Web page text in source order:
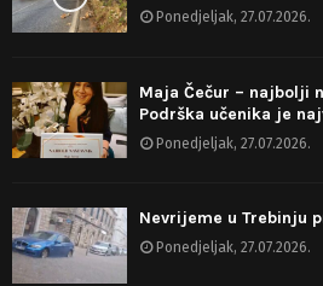
Ponedjeljak, 27.07.2026.
Maja Čečur – najbolji
Podrška učenika je
Ponedjeljak, 27.07.2026.
Nevrijeme u Trebinju
Ponedjeljak, 27.07.2026.